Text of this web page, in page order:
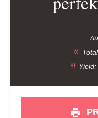
Yield: